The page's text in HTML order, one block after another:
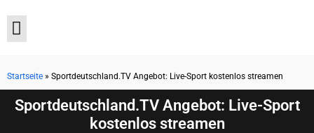
Sportdeutschland.TV Angebot: Live-Sport
kostenlos streamen
Startseite » Sportdeutschland.TV Angebot: Live-Sport kostenlos streamen